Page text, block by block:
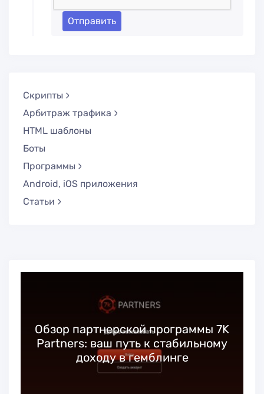
Отправить
Скрипты
Арбитраж трафика
HTML шаблоны
Боты
Программы
Android, iOS приложения
Статьи
Обзор партнерской программы 7K
Partners: ваш путь к стабильному
доходу в гемблинге